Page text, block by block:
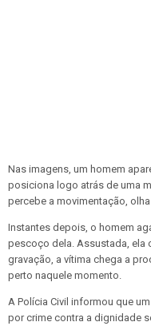
Nas imagens, um homem
posiciona logo atrás de uma
percebe a movimentação,
Instantes depois, o homem
pescoço dela. Assustada, ela
gravação, a vítima chega a
perto naquele momento.
A Polícia Civil informou que
por crime contra a dignidade